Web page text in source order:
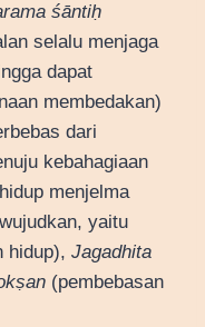
śāntiḥ
selalu menjaga
dapat
membedakan)
dari
kebahagiaan
menjelma
yaitu
hidup), Jagadhita
(pembebasan